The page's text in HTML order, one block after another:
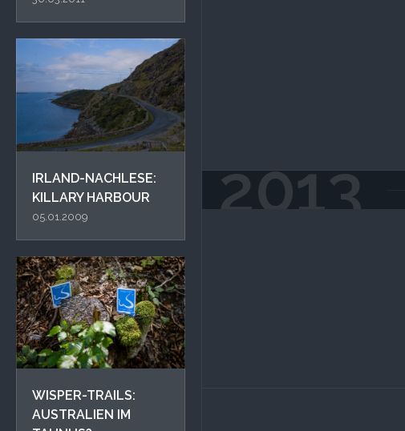
IRLAND-NACHLESE:
KILLARY HARBOUR
05.01.2009
WISPER-TRAILS:
AUSTRALIEN IM
2013